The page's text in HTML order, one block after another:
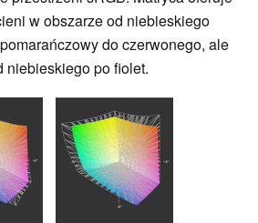
w obszarze od niebieskiego
do czerwonego, ale
niebieskiego po fiolet.